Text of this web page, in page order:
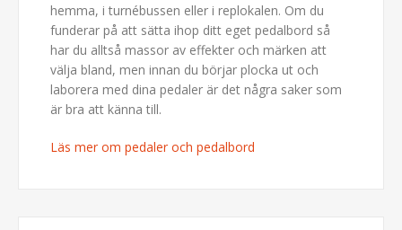
hemma, i turnébussen eller i replokalen. Om du
funderar på att sätta ihop ditt eget pedalbord så
har du alltså massor av effekter och märken att
välja bland, men innan du börjar plocka ut och
laborera med dina pedaler är det några saker som
är bra att känna till.
Läs mer om pedaler och pedalbord